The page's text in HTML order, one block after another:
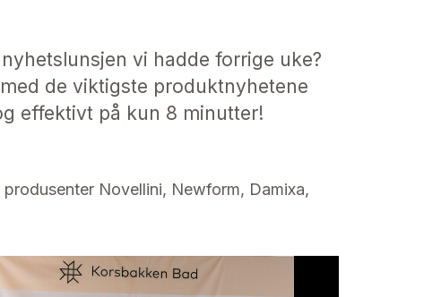
vi hadde forrige uke?
de viktigste produktnyhetene
effektivt på kun 8 minutter!
Novellini, Newform, Damixa,